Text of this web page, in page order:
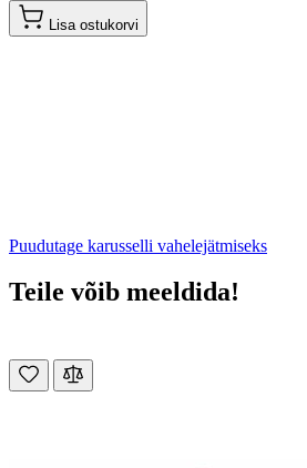
Lisa ostukorvi
Puudutage karusselli vahelejätmiseks
Teile võib meeldida!